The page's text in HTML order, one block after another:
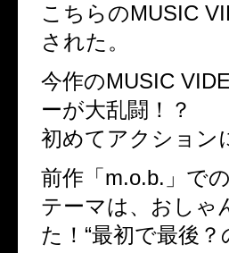
こちらのMUSIC
された。
今作のMUSIC
ーが大乱闘！？
初めてアクション
前作「m.o.b.」で
テーマは、おしゃ
た！“最初で最後